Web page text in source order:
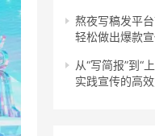
熬夜写稿发平
轻松做出爆款
从“写简报”到“
实践宣传的高